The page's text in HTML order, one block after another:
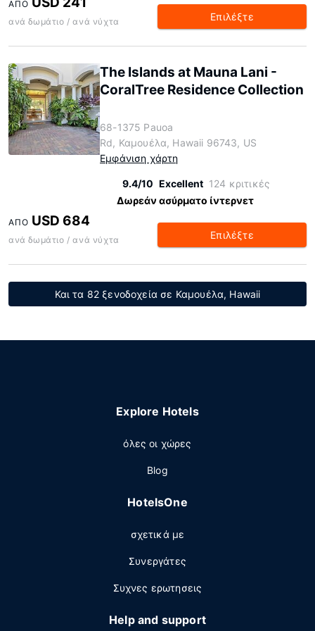
ΑΠΌ
ανά δωμάτιο / ανά νύχτα Επιλέξτε
The Islands at Mauna Lani -
CoralTree Residence Collection
68-1375 Pauoa
Rd, Καμουέλα, Hawaii 96743, US
Εμφάνιση χάρτη
9.4/10 Excellent 124 κριτικές
Δωρεάν ασύρματο ίντερνετ
ΑΠΌ USD 684
ανά δωμάτιο / ανά νύχτα Επιλέξτε
Και τα 82 ξενοδοχεία σε Καμουέλα, Hawaii
Explore Hotels
όλες οι χώρες
Blog
HotelsOne
σχετικά με
Συνεργάτες
Συχνες ερωτησεις
Help and support